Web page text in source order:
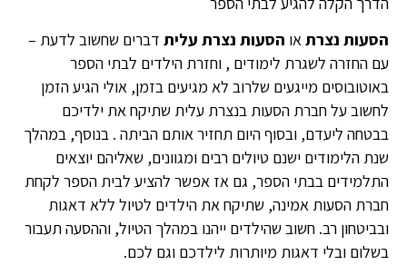
הסעות נצרתאו הסעות נצרת עלית דברים שחשוב לדעת –
עם החזרה לשגרת לימודים , וחזרת הילדים לבתי הספר
באוטובוסים מייגעים שלרוב לא מגיעים בזמן, אולי הגיע הזמן
לחשוב על חברת הסעות בנצרת עלית שתיקח את ילדיכם
בבטחה ליעדם, ובסוף היום תחזיר אותם הביתה . בנוסף, במהלך
שנת הלימודים ישנם טיולים רבים ומגוונים, שאליהם יוצאים
התלמידים בבתי הספר, גם אז אפשר להציע לבית הספר לקחת
חברת הסעות אמינה, שתיקח את הילדים לטיול ללא דאגות
ובביטחון רב. חשוב שהילדים ייהנו במהלך הטיול, וההסעה תעבור
בשלום ובלי דאגות מיותרות לילדכם וגם לכם.